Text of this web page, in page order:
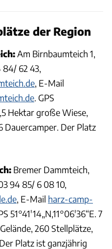
der Region
Am Birnbaumteich 1,
62 43,
, E-Mail
. GPS
Hektar große Wiese,
Dauercamper. Der Platz
Bremer Dammteich,
94 85/ 6 08 10,
, E-Mail harz-camp-
51°41'14„N,11°06'36“E. 7
260 Stellplätze,
Platz ist ganzjährig